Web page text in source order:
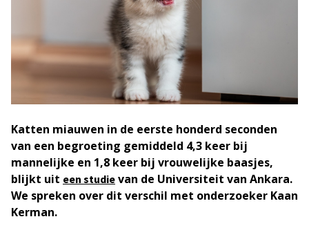
Katten miauwen in de eerste honderd seconden
van een begroeting gemiddeld 4,3 keer bij
mannelijke en 1,8 keer bij vrouwelijke baasjes,
blijkt uit een studie van de Universiteit van Ankara.
We spreken over dit verschil met onderzoeker Kaan
Kerman.